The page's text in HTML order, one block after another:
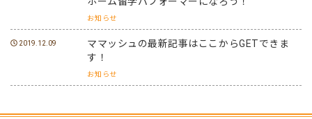
お知らせ
2019.12.09
ママッシュの最新記事はここからGETできま
す！
お知らせ